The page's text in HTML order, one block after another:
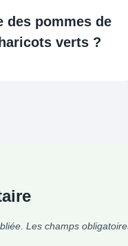
des pommes de
verts ?
Les champs